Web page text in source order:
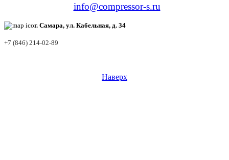
info@compressor-s.ru
г. Самара, ул. Кабельная, д. 34
+7 (846) 214-02-89
Наверх